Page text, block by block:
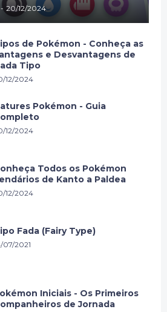
- 20/12/2024
de Pokémon - Conheça as
e Desvantagens de
Tipo
12/2024
Pokémon - Guia
12/2024
Todos os Pokémon
de Kanto a Paldea
12/2024
Fada (Fairy Type)
07/2021
Iniciais - Os Primeiros
de Jornada